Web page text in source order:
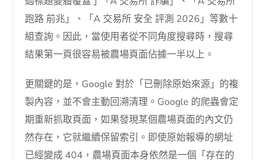
跑路 前兆」、「A 交易所 安全 評測 2026」等數十
組查詢。因此，當使用者從不同角度搜尋時，搜尋
結果第一頁很容易被農場頁面佔據一半以上。
更關鍵的是，Google 對於「已刪除原始來源」的複
製內容，並不會主動回溯清理。Google 的爬蟲會定
期重新抓取頁面，如果發現某個農場頁面的內文仍
然存在，它就繼續保留索引。即使原始報導的網址
已經變成 404，農場頁面本身依然是一個「存在的